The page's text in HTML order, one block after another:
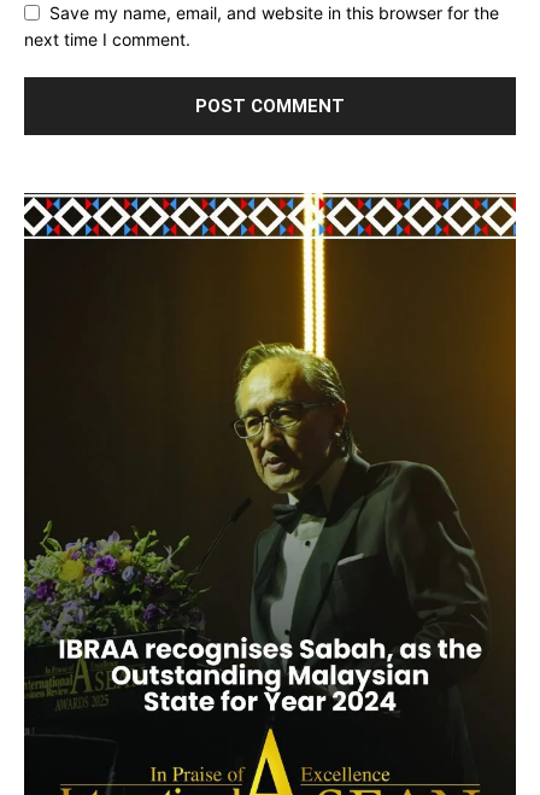
Save my name, email, and website in this browser for the
next time I comment.